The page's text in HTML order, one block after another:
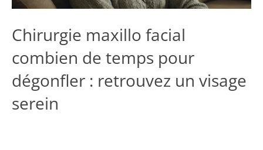
Chirurgie maxillo facial
combien de temps pour
dégonfler : retrouvez un visage
serein